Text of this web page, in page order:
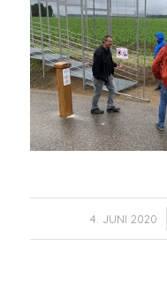
4. JUNI 2020
/